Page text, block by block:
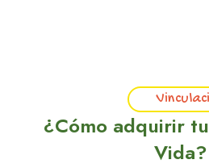
¿Cómo adquirir
Vida?